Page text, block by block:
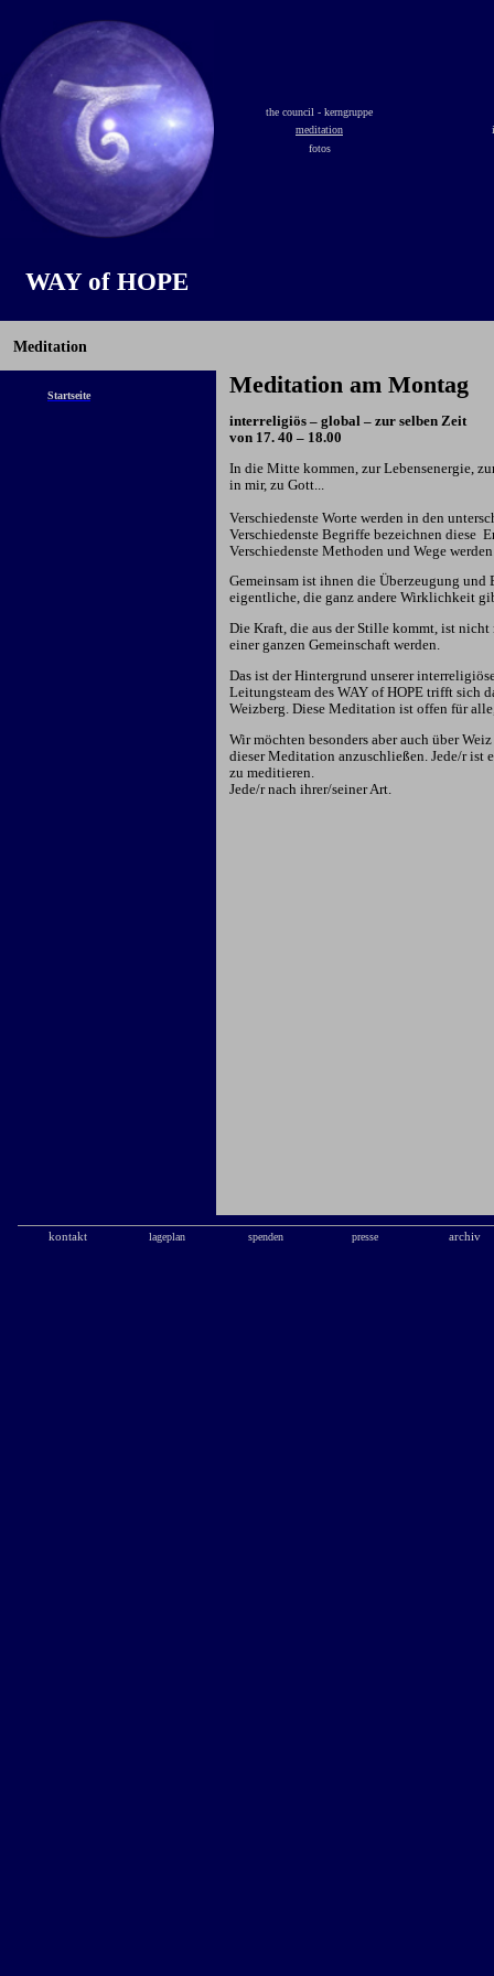
WAY of HOPE
the council - kerngruppe
meditation
fotos
Meditation
Startseite Meditation am Montag
interreligiös – global – zur selben Zeit
von 17. 40 – 18.00
In die Mitte kommen, zur Lebensenergie,
in mir, zu Gott...
Verschiedenste Worte werden in den
Verschiedenste Begriffe bezeichnen diese
Verschiedenste Methoden und Wege
Gemeinsam ist ihnen die Überzeugung und
eigentliche, die ganz andere Wirklichkeit
Die Kraft, die aus der Stille kommt, ist
einer ganzen Gemeinschaft werden.
Das ist der Hintergrund unserer
Leitungsteam des WAY of HOPE trifft sich
Weizberg. Diese Meditation ist offen für
Wir möchten besonders aber auch über
dieser Meditation anzuschließen. Jede/r ist
zu meditieren.
Jede/r nach ihrer/seiner Art.
kontakt lageplan spenden presse archiv